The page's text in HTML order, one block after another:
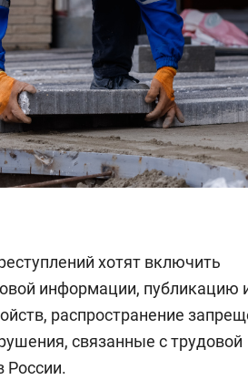
хотят включить
информации, публикацию
распространение
связанные с трудовой
России.